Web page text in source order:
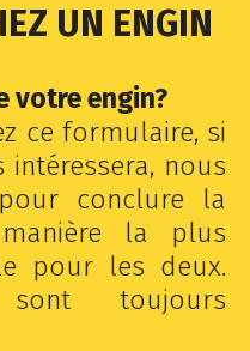
UN ENGIN
votre engin?
ce formulaire, si
intéressera, nous
conclure la
la plus
pour les deux.
toujours